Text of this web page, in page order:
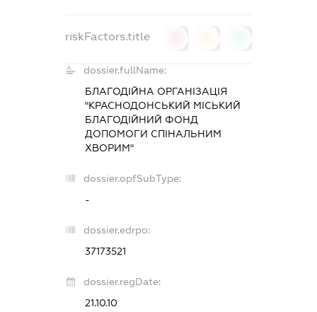
riskFactors.title
dossier.fullName:
БЛАГОДІЙНА ОРГАНІЗАЦІЯ
"КРАСНОДОНСЬКИЙ МІСЬКИЙ
БЛАГОДІЙНИЙ ФОНД
ДОПОМОГИ СПІНАЛЬНИМ
ХВОРИМ"
dossier.opfSubType:
-
dossier.edrpo:
37173521
dossier.regDate:
21.10.10